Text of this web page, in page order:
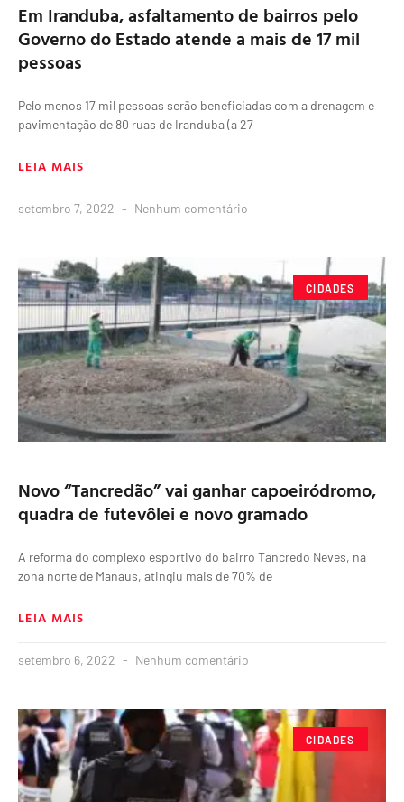
Em Iranduba, asfaltamento de bairros pelo
Governo do Estado atende a mais de 17 mil
pessoas
Pelo menos 17 mil pessoas serão beneficiadas com a drenagem e
pavimentação de 80 ruas de Iranduba (a 27
LEIA MAIS
setembro 7, 2022 Nenhum comentário
CIDADES
Novo “Tancredão” vai ganhar capoeiródromo,
quadra de futevôlei e novo gramado
A reforma do complexo esportivo do bairro Tancredo Neves, na
zona norte de Manaus, atingiu mais de 70% de
LEIA MAIS
setembro 6, 2022 Nenhum comentário
CIDADES